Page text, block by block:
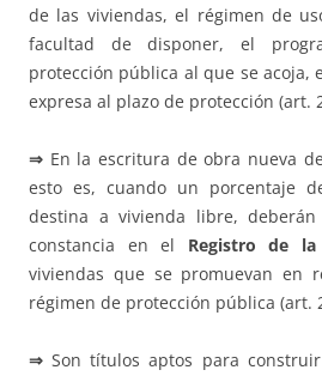
de las viviendas, el régimen de
facultad de disponer, el
protección pública al que se acoja,
expresa al plazo de protección (art.
⇒ En la escritura de obra nueva de
esto es, cuando un porcentaje
destina a vivienda libre,
constancia en el Registro de la
viviendas que se promuevan en
régimen de protección pública (art.
⇒ Son títulos aptos para